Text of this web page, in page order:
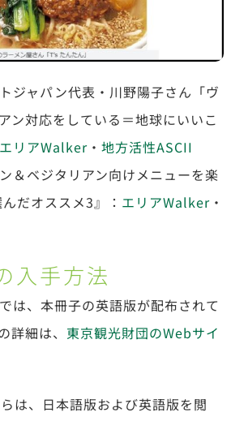
ジャパン代表・川野陽子さん「ヴ
ン対応をしている＝地球にいいこ
エリアWalker・ 地方活性ASCII
＆ベジタリアン向けメニューを楽
だオススメ3』： エリアWalker・
入手方法
は、本冊子の英語版が配布されて
詳細は、 東京観光財団のWebサイ
は、日本語版および英語版を閲